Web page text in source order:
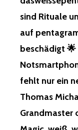
sind Rituale
auf
beschädigt
fehlt nur ein
Thomas
Grandmaster